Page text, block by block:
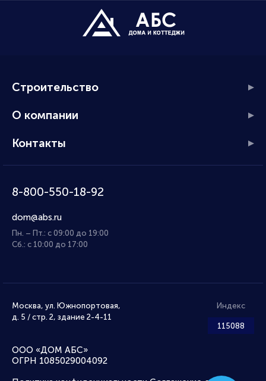
Строительство
О компании
Контакты
8-800-550-18-92
dom@abs.ru
Пн. – Пт.: с 09:00 до 19:00
Сб.: с 10:00 до 17:00
Москва, ул. Южнопортовая,
д. 5 / стр. 2, здание 2-4-11
Индекс
115088
ООО «ДОМ АБС»
ОГРН 1085029004092